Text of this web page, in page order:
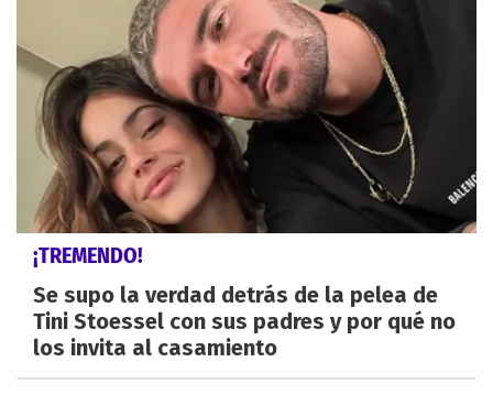
¡TREMENDO!
Se supo la verdad detrás de la pelea de
Tini Stoessel con sus padres y por qué no
los invita al casamiento